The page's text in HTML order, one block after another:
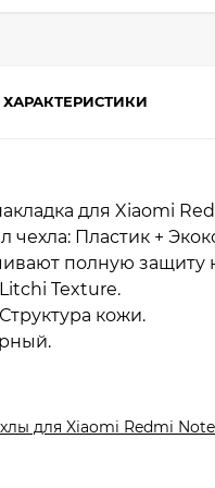
ХАРАКТЕРИСТИКИ
для Xiaomi
чехла: Пластик +
полную защиту
Texture.
кожи.
для Xiaomi Redmi